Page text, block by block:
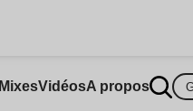
MixesVidéosA propos